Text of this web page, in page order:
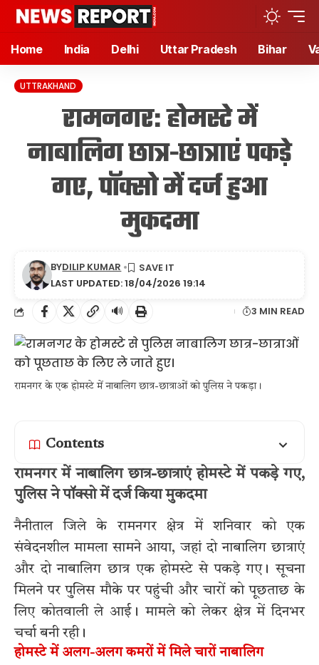
Home India Delhi Uttar Pradesh Bihar
UTTRAKHAND
रामनगर: होमस्टे में
नाबालिग छात्र-छात्राएं पकड़े
गए, पॉक्सो में दर्ज हुआ
मुकदमा
LAST UPDATED: 18/04/2026 19:14
BYDILIP KUMAR
🔊 3 MIN READ
रामनगर के एक होमस्टे में नाबालिग छात्र-छात्राओं को पुलिस ने पकड़ा।
Contents
रामनगर में नाबालिग छात्र-छात्राएं होमस्टे में पकड़े गए,
पुलिस ने पॉक्सो में दर्ज किया मुकदमा
नैनीताल जिले के रामनगर क्षेत्र में शनिवार को एक
संवेदनशील मामला सामने आया, जहां दो नाबालिग छात्राएं
और दो नाबालिग छात्र एक होमस्टे से पकड़े गए। सूचना
मिलने पर पुलिस मौके पर पहुंची और चारों को पूछताछ के
लिए कोतवाली ले आई। मामले को लेकर क्षेत्र में दिनभर
चर्चा बनी रही।
होमस्टे में अलग-अलग कमरों में मिले चारों नाबालिग